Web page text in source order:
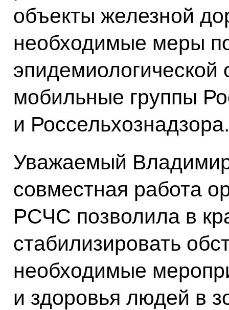
объекты железной
необходимые меры
эпидемиологической
мобильные группы
и Россельхознадзора.
Уважаемый
совместная работа
РСЧС позволила в
стабилизировать
необходимые
и здоровья людей в